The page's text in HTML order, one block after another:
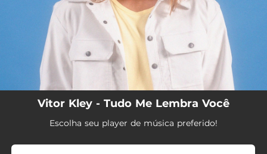
Vitor Kley - Tudo Me Lembra Você
Escolha seu player de música preferido!